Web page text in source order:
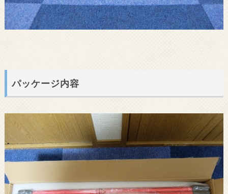
パッケージ内容